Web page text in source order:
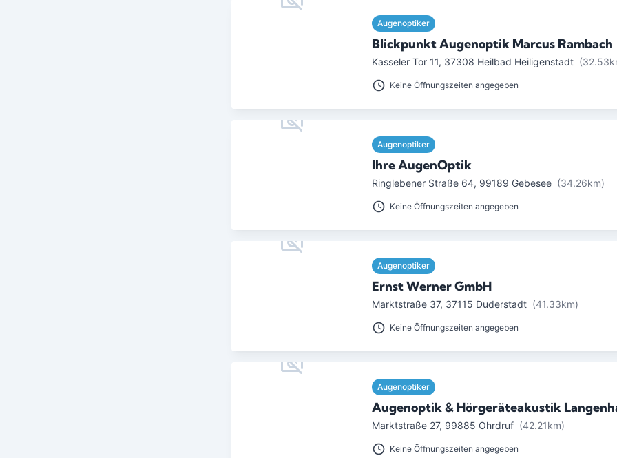
Augenoptiker
Blickpunkt Augenoptik Marcus Rambach
Kasseler Tor 11, 37308 Heilbad Heiligenstadt
Keine Öffnungszeiten angegeben
Augenoptiker
Ihre AugenOptik
Ringlebener Straße 64, 99189 Gebesee (34.26km)
Keine Öffnungszeiten angegeben
Augenoptiker
Ernst Werner GmbH
Marktstraße 37, 37115 Duderstadt (41.33km)
Keine Öffnungszeiten angegeben
Augenoptiker
Augenoptik & Hörgeräteakustik
Marktstraße 27, 99885 Ohrdruf (42.21km)
Keine Öffnungszeiten angegeben